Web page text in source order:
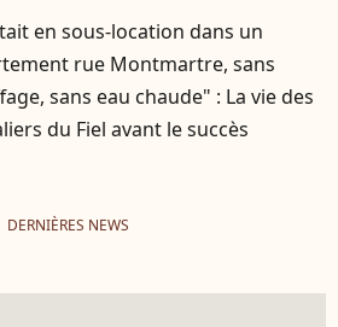
en sous-location dans un
rue Montmartre, sans
sans eau chaude" : La vie des
du Fiel avant le succès
DERNIÈRES NEWS